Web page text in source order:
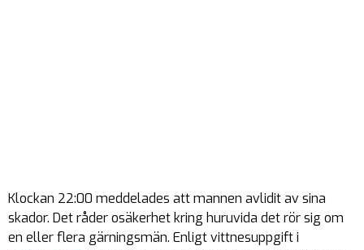
Klockan 22:00 meddelades att mannen avlidit av sina
skador. Det råder osäkerhet kring huruvida det rör sig om
en eller flera gärningsmän. Enligt vittnesuppgift i